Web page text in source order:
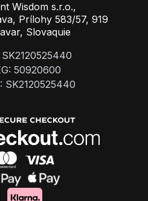
Wisdom s.r.o.,
Prílohy 583/57, 919
Slovaquie
SK2120525440
50920600
SK2120525440